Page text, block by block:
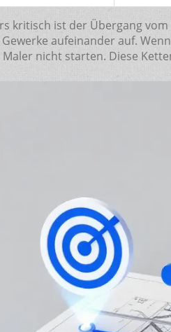
kritisch ist der Übergang
aufeinander auf.
nicht starten. Diese